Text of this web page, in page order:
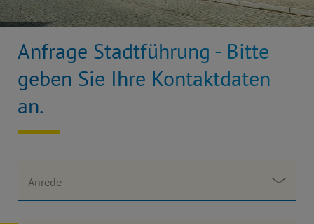
Anfrage Stadtführung - Bitte
geben Sie Ihre Kontaktdaten
an.
Anrede